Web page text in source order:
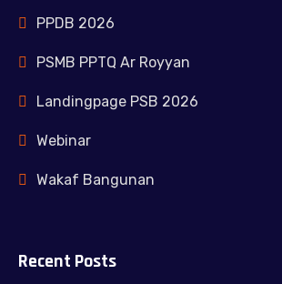
PPDB 2026
PSMB PPTQ Ar Royyan
Landingpage PSB 2026
Webinar
Wakaf Bangunan
Recent Posts